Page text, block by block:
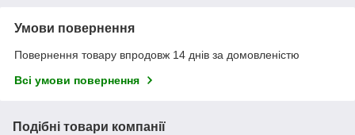
Умови повернення
Повернення товару впродовж 14 днів за домовленістю
Всі умови повернення
Подібні товари компанії